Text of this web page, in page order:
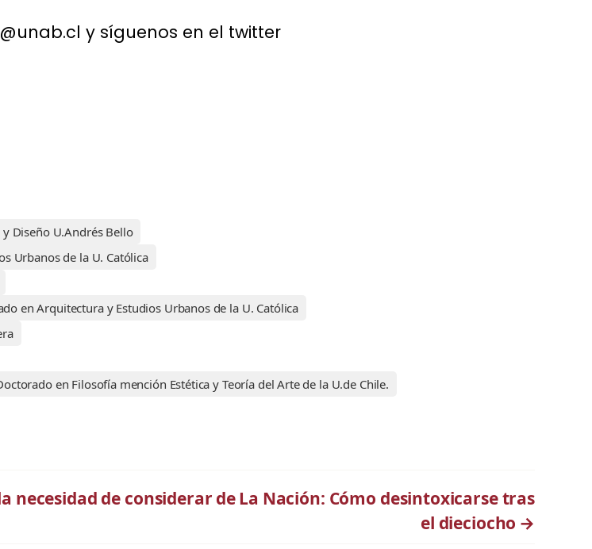
y síguenos en el twitter
Diseño U.Andrés Bello
Urbanos de la U. Católica
en Arquitectura y Estudios Urbanos de la U. Católica
en Filosofía mención Estética y Teoría del Arte de la U.de Chile.
necesidad de considerar deLa Nación: Cómo desintoxicarse tras
el dieciocho →